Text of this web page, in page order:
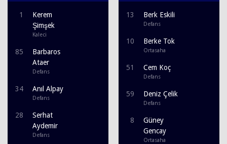
1
Kerem
Şimşek
Kaleci
85
Barbaros
Ataer
Defans
34 Anıl Alpay
Defans
28
Serhat
Aydemir
Defans
13 Berk Eskili
Defans
10 Berke Tok
Ortasaha
51 Cem Koç
Defans
59 Deniz Çelik
Defans
8
Güney
Gencay
Ortasaha